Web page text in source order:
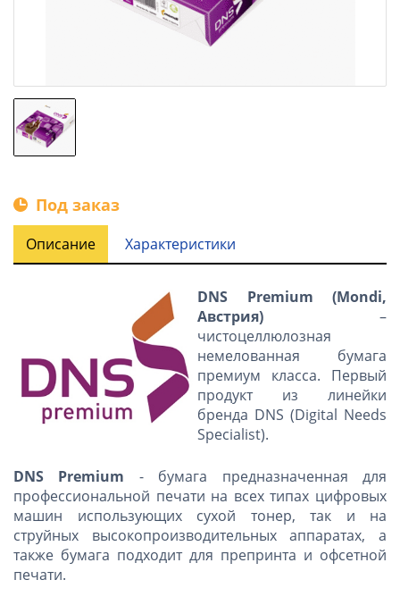
Под заказ
Описание Характеристики
DNS Premium (Mondi,
Австрия) –
чистоцеллюлозная
немелованная бумага
премиум класса. Первый
продукт из линейки
бренда DNS (Digital Needs
Specialist).
DNS Premium - бумага предназначенная для
профессиональной печати на всех типах цифровых
машин использующих сухой тонер, так и на
струйных высокопроизводительных аппаратах, а
также бумага подходит для препринта и офсетной
печати.